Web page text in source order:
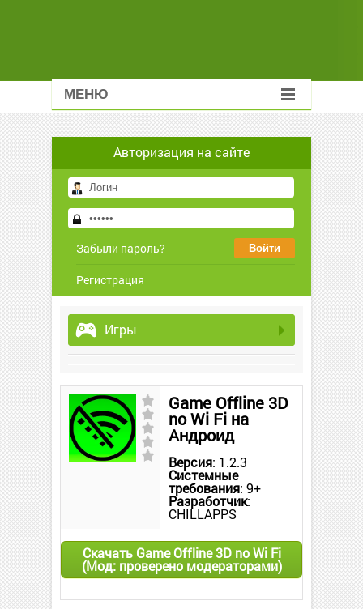
МЕНЮ
Авторизация на сайте
Забыли пароль?
Регистрация
Игры
Game Offline 3D
no Wi Fi на
Андроид
Версия: 1.2.3
Системные
требования: 9+
Разработчик:
CHILLAPPS
Скачать Game Offline 3D no Wi Fi
(Мод: проверено модераторами)